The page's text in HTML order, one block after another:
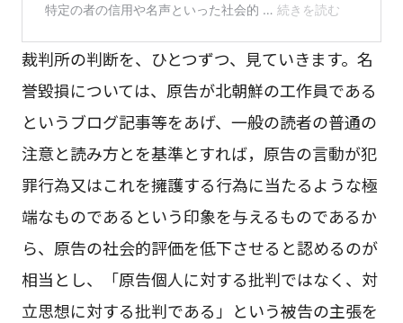
裁判所の判断を、ひとつずつ、見ていきます。名
誉毀損については、原告が北朝鮮の工作員である
というブログ記事等をあげ、一般の読者の普通の
注意と読み方とを基準とすれば，原告の言動が犯
罪行為又はこれを擁護する行為に当たるような極
端なものであるという印象を与えるものであるか
ら、原告の社会的評価を低下させると認めるのが
相当とし、「原告個人に対する批判ではなく、対
立思想に対する批判である」という被告の主張を